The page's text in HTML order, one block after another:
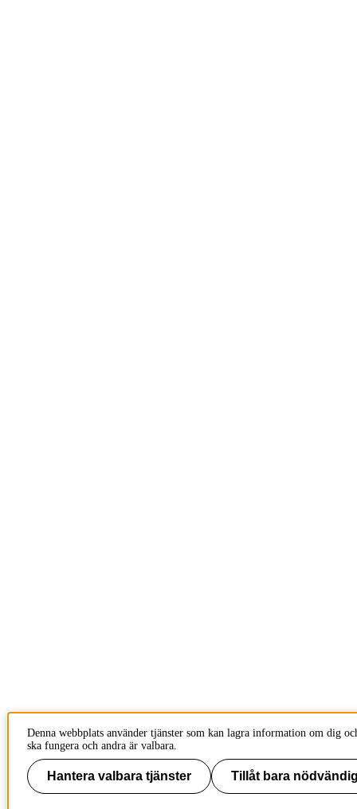
Denna webbplats använder tjänster som kan lagra information om dig
ska fungera och andra är valbara.
Hantera valbara tjänster Tillåt bara